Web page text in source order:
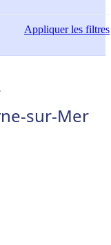
Appliquerles filtres
sur-Mer